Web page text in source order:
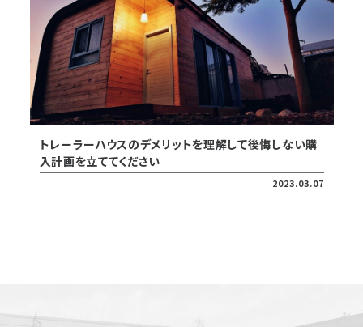
トレーラーハウスのデメリットを理解して後悔しない購
入計画を立ててください
2023.03.07